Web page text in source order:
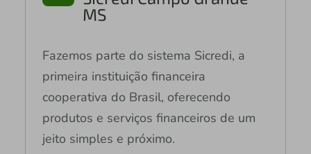
MS
Fazemos parte do sistema Sicredi, a
primeira instituição financeira
cooperativa do Brasil, oferecendo
produtos e serviços financeiros de um
jeito simples e próximo.